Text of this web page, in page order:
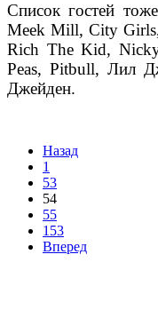
Список гостей
Meek Mill, City
Rich The Kid,
Peas, Pitbull, Лил
Джейден.
Назад
1
53
54
55
153
Вперед